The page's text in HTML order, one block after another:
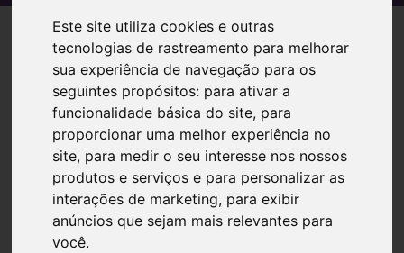
Este site utiliza cookies e outras
tecnologias de rastreamento para melhorar
sua experiência de navegação para os
seguintes propósitos: para ativar a
funcionalidade básica do site, para
proporcionar uma melhor experiência no
site, para medir o seu interesse nos nossos
produtos e serviços e para personalizar as
interações de marketing, para exibir
anúncios que sejam mais relevantes para
você.